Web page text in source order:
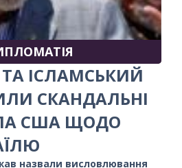
ІСЛАМСЬКИЙ
СКАНДАЛЬНІ
США ЩОДО
назвали висловлювання